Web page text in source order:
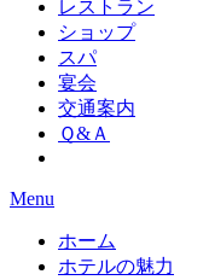
レストラン
ショップ
スパ
宴会
交通案内
Ｑ&Ａ
Menu
ホーム
ホテルの魅力